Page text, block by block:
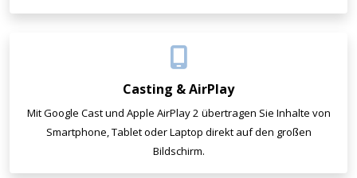
Casting & AirPlay
Mit Google Cast und Apple AirPlay 2 übertragen Sie Inhalte von
Smartphone, Tablet oder Laptop direkt auf den großen
Bildschirm.